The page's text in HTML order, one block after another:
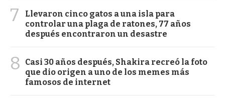
7
Llevaron cinco gatos a una isla para
controlar una plaga de ratones, 77 años
después encontraron un desastre
8
Casi 30 años después, Shakira recreó la foto
que dio origen a uno de los memes más
famosos de internet